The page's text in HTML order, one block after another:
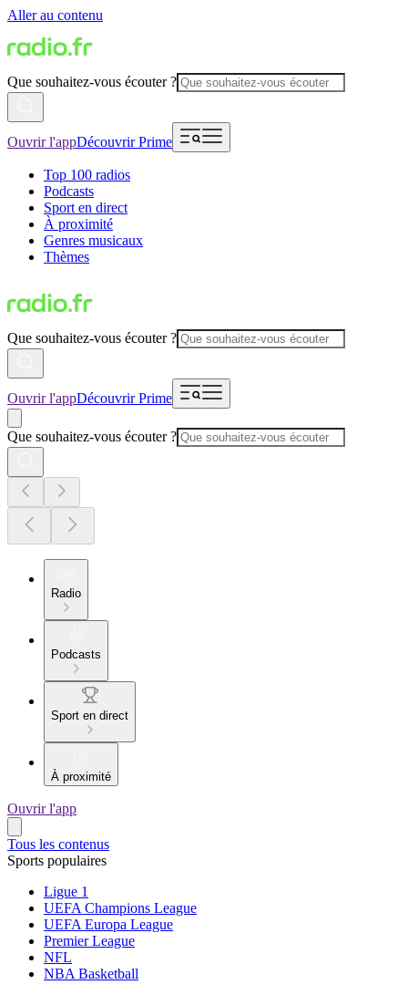
Aller au contenu
Que souhaitez-vous écouter ?
Ouvrir l'appDécouvrir Prime
Top 100 radios
Podcasts
Sport en direct
À proximité
Genres musicaux
Thèmes
Que souhaitez-vous écouter ?
Ouvrir l'appDécouvrir Prime
Que souhaitez-vous écouter ?
Radio
Podcasts
Sport en direct
À proximité
Ouvrir l'app
Tous les contenus
Sports populaires
Ligue 1
UEFA Champions League
UEFA Europa League
Premier League
NFL
NBA Basketball